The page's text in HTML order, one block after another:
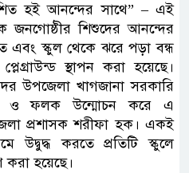
হই আনন্দের সাথে” – এই
জনগোষ্ঠীর শিশুদের আনন্দের
এবং স্কুল থেকে ঝরে পড়া বন্ধ
স্থাপন করা হয়েছে।
উপজেলা খাগজানা সরকারি
ও ফলক উন্মোচন করে এ
প্রশাসক শরীফা হক। একই
উদ্বুদ্ধ করতে প্রতিটি স্কুলে
করা হয়েছে।